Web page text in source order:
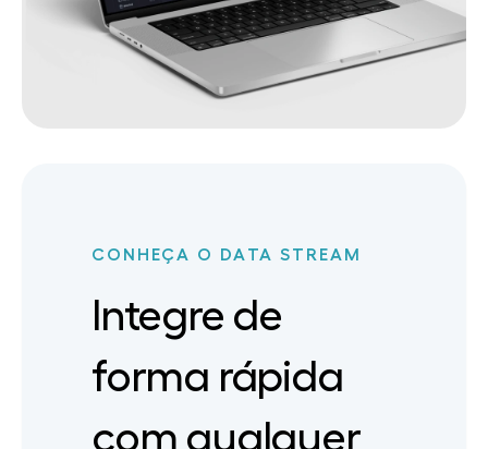
CONHEÇA O DATA STREAM
Integre de
forma rápida
com qualquer